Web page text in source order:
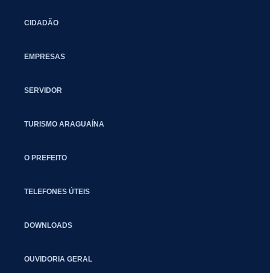
CIDADÃO
EMPRESAS
SERVIDOR
TURISMO ARAGUAÍNA
O PREFEITO
TELEFONES ÚTEIS
DOWNLOADS
OUVIDORIA GERAL